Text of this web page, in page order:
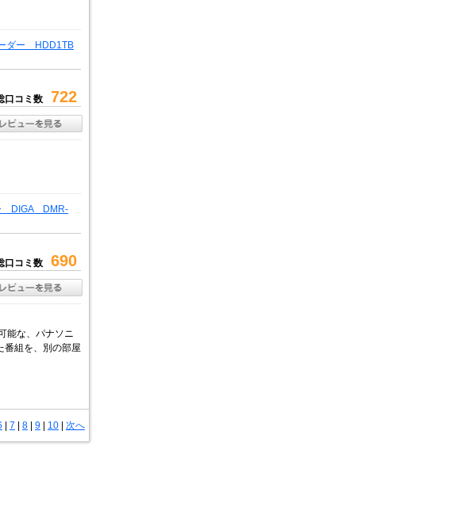
ダー HDD1TB
口コミ数 722
DIGA DMR-
口コミ数 690
能な、パナソニ
番組を、別の部屋
7 8 9 10 次へ